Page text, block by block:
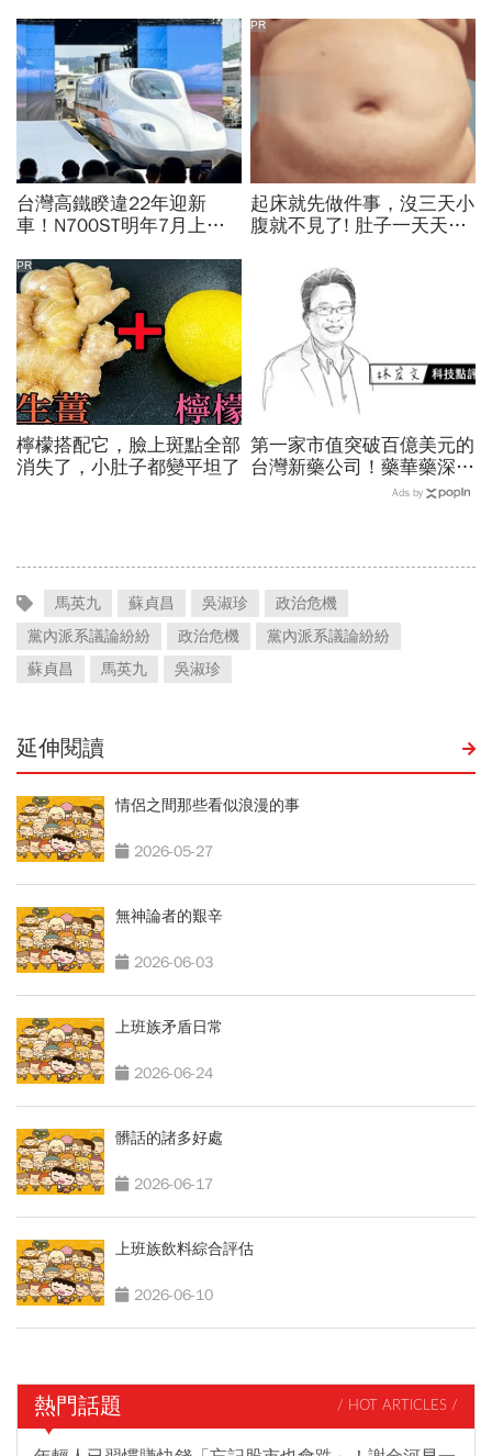
台灣高鐵睽違22年迎新
車！N700ST明年7月上
史哲：台灣動脈再升級
起床就先做件事，沒三天小
腹就不見了! 肚子一天天變
PR
檸檬搭配它，臉上斑點全部
消失了，小肚子都變平坦了
PR
第一家市值突破百億美元的
台灣新藥公司！藥華藥深耕
全球市場，能成為下一個武
Ads by
馬英九 蘇貞昌 吳淑珍
政治危機
黨內派系議論紛紛
政治危機
黨內派系議論紛紛
蘇貞昌
馬英九 吳淑珍
延伸閱讀
情侶之間那些看似浪漫的事
2026-05-27
無神論者的艱辛
2026-06-03
上班族矛盾日常
2026-06-24
髒話的諸多好處
2026-06-17
上班族飲料綜合評估
2026-06-10
熱門話題 / HOT ARTICLES /